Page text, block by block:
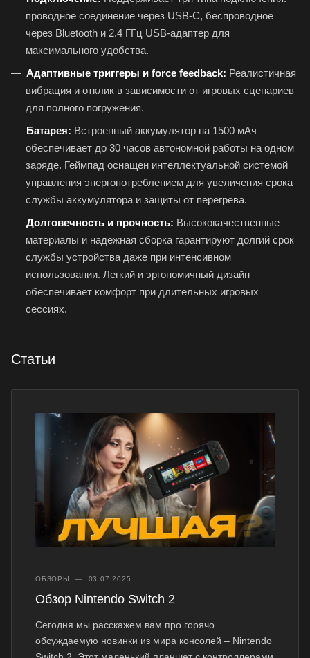
проводное соединение через USB-C, беспроводное
через Bluetooth и 2.4 ГГц USB-адаптер для
максимального удобства.
Адаптивные триггеры и force feedback: Реалистичная
вибрация и отклик в зависимости от игровых сценариев
для полного погружения.
Батарея: Встроенный аккумулятор на 1500 мАч
обеспечивает до 30 часов автономной работы на одном
заряде. Геймпад оснащен интеллектуальной системой
управления энергопотреблением для увеличения срока
службы аккумулятора и защиты от перегрева.
Долговечность и прочность: Высококачественные
материалы и надежная сборка гарантируют долгий срок
службы устройства даже при интенсивном
использовании. Легкий и эргономичный дизайн
обеспечивает комфорт при длительных игровых
сессиях.
Статьи
ОБЗОРЫ — 03.07.2025
Обзор Nintendo Switch 2
Сегодня мы расскажем вам про горячо
обсуждаемую новинки из мира консолей – Nintendo